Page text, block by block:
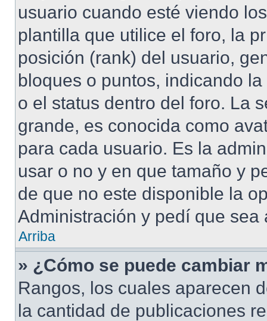
usuario cuando esté viendo
plantilla que utilice el foro, la
posición (rank) del usuario,
bloques o puntos, indicando
o el status dentro del foro. La
grande, es conocida como
para cada usuario. Es la
usar o no y en que tamaño y
de que no este disponible la
Administración y pedí que sea
Arriba
» ¿Cómo se puede cambiar
Rangos, los cuales aparecen
la cantidad de publicaciones